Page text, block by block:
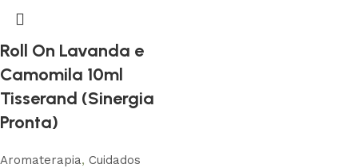
Roll On Lavanda e
Camomila 10ml
Tisserand (Sinergia
Pronta)
Aromaterapia, Cuidados